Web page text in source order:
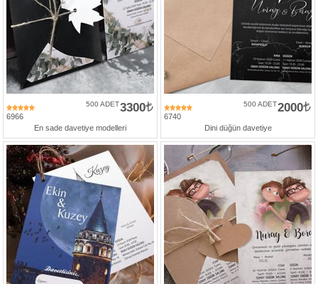
6966
3300
500 ADET
En sade davetiye modelleri
6740
2000
500 ADET
Dini düğün davetiye